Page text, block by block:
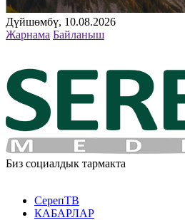
Дүйшөмбү, 10.08.2026
Жарнама Байланыш
Биз социалдык тармакта
СерепТВ
КАБАРЛАР